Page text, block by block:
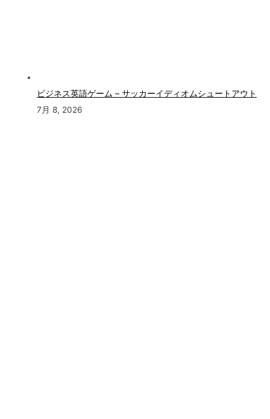
ビジネス英語ゲーム – サッカーイディオムシュートアウト
7月 8, 2026